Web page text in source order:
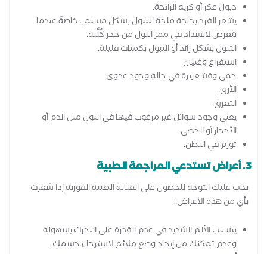
دبول عكر أو كريه الرائحة.
يشعر الفرد بحاجة ملحة للتبول بشكل مستمر، خاصةً عندما
يَتعرض لانسداد في ممر البول من حجر كُلَّيه.
التبول بشكل زائد أو التبول بكميات قليلة.
استفراغ وغثيان.
حمى وقشعريرة في حالة وجود عدوى.
الأرق.
التعرق.
يعني وجود سوائل غير مرغوب فيها في البول مثل الدم أو
الأحجار أو الحصى.
تورم في البطن.
3. أعراض تستدعي المراجعة الطبية
يجب عليك التوجه للحصول على العناية الطبية الفورية إذا شعرت
بأي من هذه الأعراض:
يتسبب الألم الشديد في عدم القدرة على التحرك بسهولة
وعدم تمكنك من إيجاد وضع ملائم لاسترخاء جسمك.